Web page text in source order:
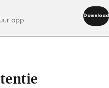
app
Download